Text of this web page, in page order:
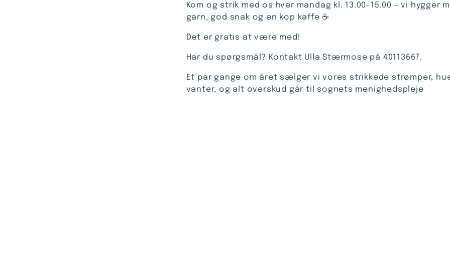
Kom og strik med os hver mandag kl. 13.00-15.00 – vi hygger
garn, god snak og en kop kaffe ☕️
Det er gratis at være med!
Har du spørgsmål? Kontakt Ulla Stærmose på 40113667.
Et par gange om året sælger vi vores strikkede strømper,
vanter, og alt overskud går til sognets menighedspleje